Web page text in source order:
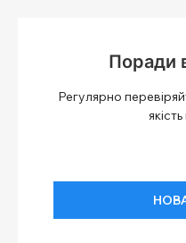
Поради
Регулярно